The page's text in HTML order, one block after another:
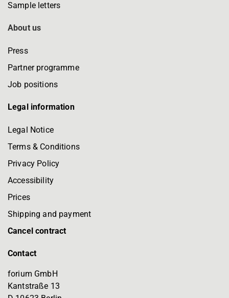
Sample letters
About us
Press
Partner programme
Job positions
Legal information
Legal Notice
Terms & Conditions
Privacy Policy
Accessibility
Prices
Shipping and payment
Cancel contract
Contact
forium GmbH
Kantstraße 13